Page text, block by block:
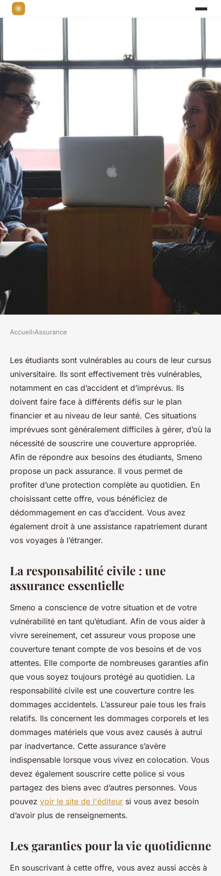
Le pack assurance de Smeno :
la protection idéale pour les
étudiants
Baptiste•17 mai 2023•4 min de lecture
Accueil›Assurance
Les étudiants sont vulnérables au cours de leur cursus
universitaire. Ils sont effectivement très vulnérables,
notamment en cas d’accident et d’imprévus. Ils
doivent faire face à différents défis sur le plan
financier et au niveau de leur santé. Ces situations
imprévues sont généralement difficiles à gérer, d’où la
nécessité de souscrire une couverture appropriée.
Afin de répondre aux besoins des étudiants, Smeno
propose un pack assurance. Il vous permet de
profiter d’une protection complète au quotidien. En
choisissant cette offre, vous bénéficiez de
dédommagement en cas d’accident. Vous avez
également droit à une assistance rapatriement durant
vos voyages à l’étranger.
La responsabilité civile : une
assurance essentielle
Smeno a conscience de votre situation et de votre
vulnérabilité en tant qu’étudiant. Afin de vous aider à
vivre sereinement, cet assureur vous propose une
couverture tenant compte de vos besoins et de vos
attentes. Elle comporte de nombreuses garanties afin
que vous soyez toujours protégé au quotidien. La
responsabilité civile est une couverture contre les
dommages accidentels. L’assureur paie tous les frais
relatifs. Ils concernent les dommages corporels et les
dommages matériels que vous avez causés à autrui
par inadvertance. Cette assurance s’avère
indispensable lorsque vous vivez en colocation. Vous
devez également souscrire cette police si vous
partagez des biens avec d’autres personnes. Vous
pouvez voir le site de l'éditeur si vous avez besoin
d’avoir plus de renseignements.
Les garanties pour la vie quotidienne
En souscrivant à cette offre, vous avez aussi accès à